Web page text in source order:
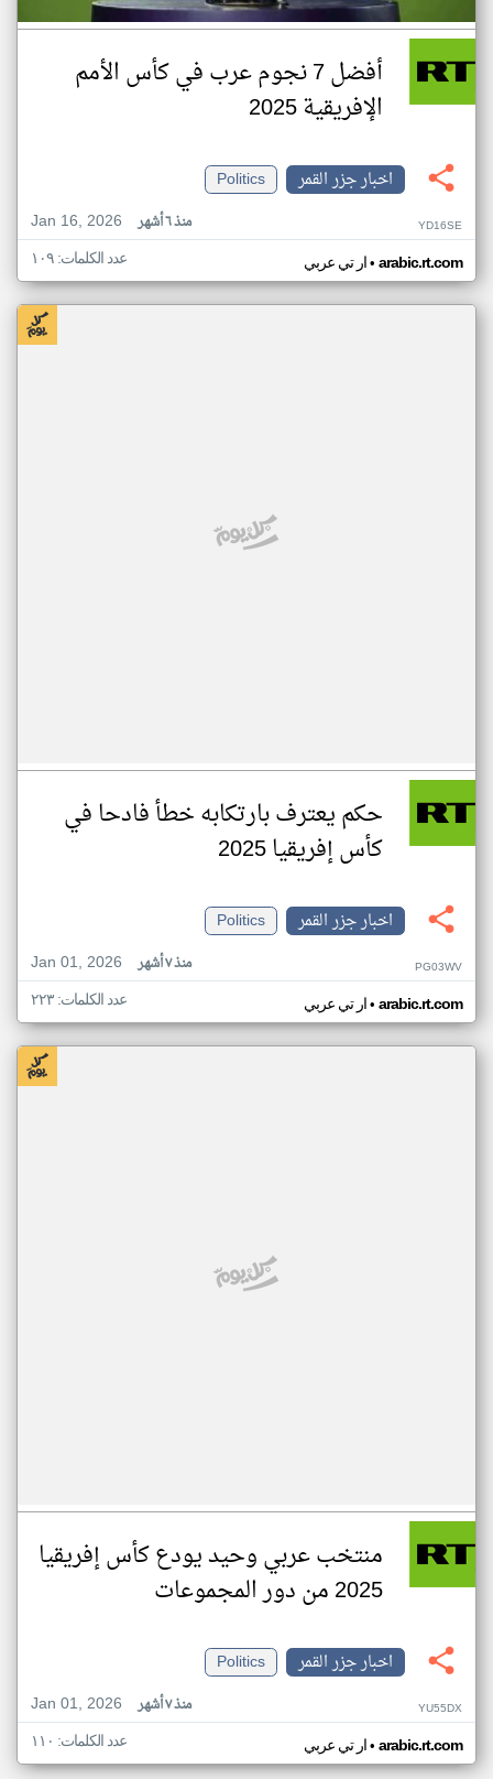
أفضل 7 نجوم عرب في كأس الأمم
الإفريقية 2025
اخبار جزر القمر
Politics
Jan 16, 2026
منذ ٦ أشهر YD16SE
ار تي عربي• arabic.rt.com عدد الكلمات: ١٠٩
حكم يعترف بارتكابه خطأ فادحا في
كأس إفريقيا 2025
اخبار جزر القمر
Politics
Jan 01, 2026
منذ ٧ أشهر PG03WV
ار تي عربي• arabic.rt.com عدد الكلمات: ٢٢٣
منتخب عربي وحيد يودع كأس إفريقيا
2025 من دور المجموعات
اخبار جزر القمر
Politics
Jan 01, 2026
منذ ٧ أشهر YU55DX
ار تي عربي• arabic.rt.com عدد الكلمات: ١١٠